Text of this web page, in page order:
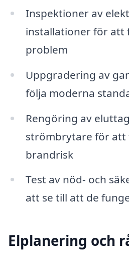
Inspektioner av
installationer för att
problem
Uppgradering av
följa moderna
Rengöring av
strömbrytare för att
brandrisk
Test av nöd- och
att se till att de
Elplanering och